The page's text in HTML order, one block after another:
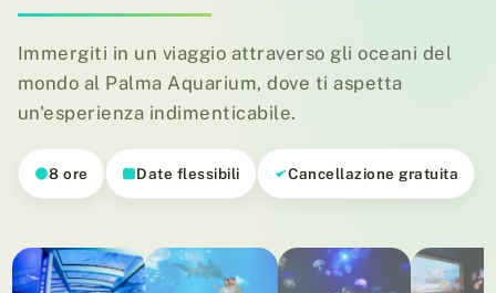
Immergiti in un viaggio attraverso gli oceani del
mondo al Palma Aquarium, dove ti aspetta
un'esperienza indimenticabile.
8 ore Date flessibili Cancellazione gratuita
01/ 09